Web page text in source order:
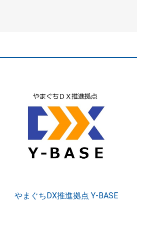
やまぐちDX推進拠点 Y-BASE